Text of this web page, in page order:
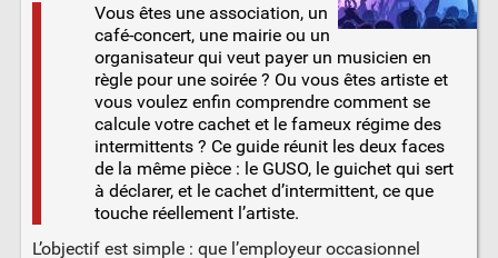
Vous êtes une association, un
café-concert, une mairie ou un
organisateur qui veut payer un musicien en
règle pour une soirée ? Ou vous êtes artiste et
vous voulez enfin comprendre comment se
calcule votre cachet et le fameux régime des
intermittents ? Ce guide réunit les deux faces
de la même pièce : le GUSO, le guichet qui sert
à déclarer, et le cachet d’intermittent, ce que
touche réellement l’artiste.
L’objectif est simple : que l’employeur occasionnel